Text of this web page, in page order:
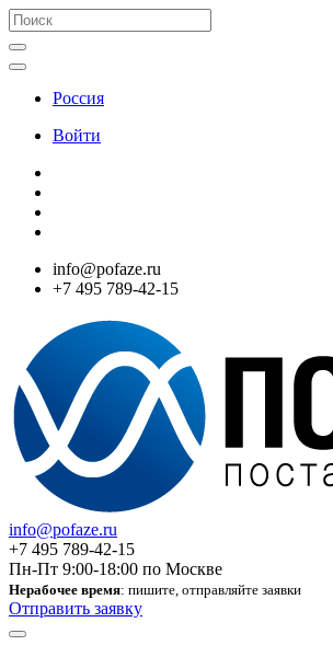
Россия
Войти
info@pofaze.ru
+7 495 789-42-15
info@pofaze.ru
+7 495 789-42-15
Пн-Пт 9:00-18:00 по Москве
Нерабочее время: пишите, отправляйте заявки
Отправить заявку